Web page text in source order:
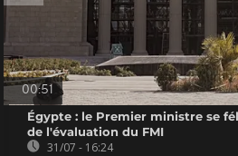
00:51
Égypte : le Premier ministre se
de l'évaluation du FMI
31/07 - 16:24